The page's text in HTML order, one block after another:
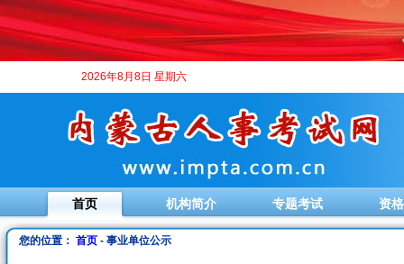
2026年8月8日 星期六
首页 机构简介 专题考试 资
您的位置： 首页- 事业单位公示